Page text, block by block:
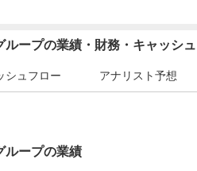
ープの業績・財務・キャッシ
シュフロー アナリスト予想
ループの業績